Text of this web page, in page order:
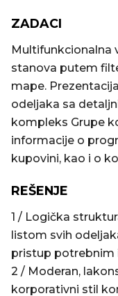
ZADACI
Multifunkcionalna
stanova putem
mape.
odeljaka sa
kompleks Grupe
informacije o
kupovini, kao i o
REŠENJE
1 / Logička
listom svih
pristup potrebnim
2 / Moderan,
korporativni stil